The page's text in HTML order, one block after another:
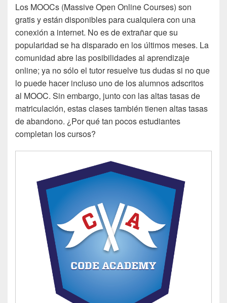
Los MOOCs (Massive Open Online Courses) son
gratis y están disponibles para cualquiera con una
conexión a internet. No es de extrañar que su
popularidad se ha disparado en los últimos meses. La
comunidad abre las posibilidades al aprendizaje
online; ya no sólo el tutor resuelve tus dudas si no que
lo puede hacer incluso uno de los alumnos adscritos
al MOOC. Sin embargo, junto con las altas tasas de
matriculación, estas clases también tienen altas tasas
de abandono. ¿Por qué tan pocos estudiantes
completan los cursos?